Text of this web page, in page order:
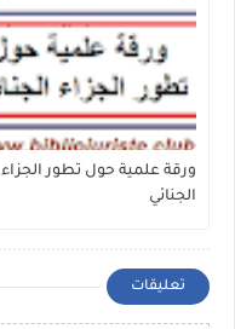
ورقة علمية حول تطور الجزاء
الجنائي
تعليقات